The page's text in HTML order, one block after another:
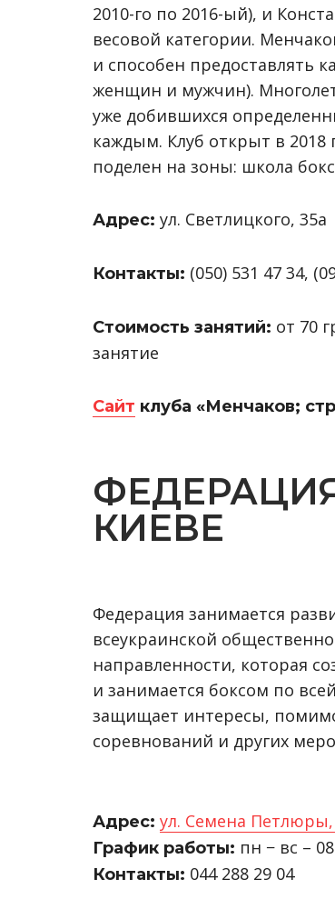
2010-го по 2016-ый), и
весовой категории.
и способен предоставлять
женщин и мужчин).
уже добившихся
каждым. Клуб открыт в
поделен на зоны: школа
Адрес: ул. Светлицкого, 35а
Контакты: (050) 531 47 34,
Стоимость занятий: от 70
занятие
Cайт клуба «Менчаков;
КИЕВЕ
Федерация занимается
всеукраинской
направленности, которая
и занимается боксом по
защищает интересы,
соревнований и других
Адрес: ул. Семена
График работы: пн − вс –
Контакты: 044 288 29 04